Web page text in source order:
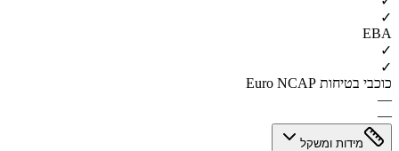
✓
EBA
✓
✓
כוכבי בטיחות Euro NCAP
—
—
מידות ומשקל